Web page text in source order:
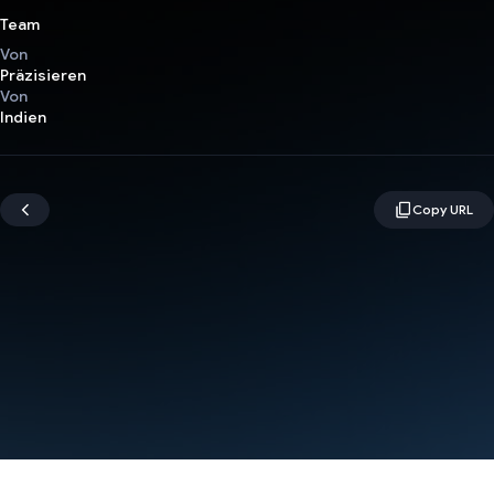
Team
Von
Präzisieren
Von
Indien